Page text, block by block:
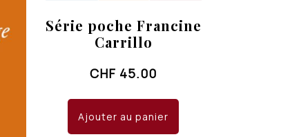
Série poche Francine
Carrillo
CHF 45.00
Ajouter au panier